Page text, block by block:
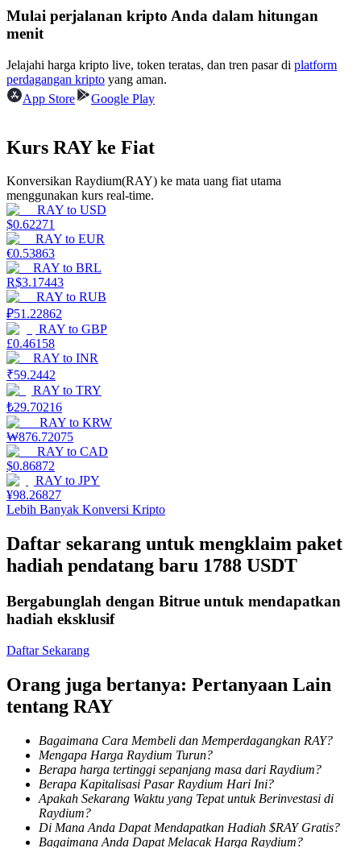
Pelajari cara untuk tetap menghasilkan keuntungan
Menghasilkan
Babi Kekuatan
Dapatkan imbalan kompetitif setiap hari
Mempertaruhkan
Pengembalian tinggi & akses instan
Launchpool
Staking fleksibel untuk mendapatkan token populer
Mulai perjalanan kripto Anda dalam hitungan
menit
Jelajahi harga kripto live, token teratas, dan tren pasar di platform
perdagangan kripto yang aman.
App Store
Google Play
Kurs RAY ke Fiat
Konversikan Raydium(RAY) ke mata uang fiat utama
menggunakan kurs real-time.
RAY to USD
$0.62271
RAY to EUR
€0.53863
RAY to BRL
R$3.17443
RAY to RUB
₽51.22862
RAY to GBP
£0.46158
RAY to INR
₹59.2442
RAY to TRY
₺29.70216
RAY to KRW
₩876.72075
RAY to CAD
$0.86872
RAY to JPY
¥98.26827
Lebih Banyak Konversi Kripto
Daftar sekarang untuk mengklaim paket
hadiah pendatang baru 1788 USDT
Bergabunglah dengan Bitrue untuk mendapatkan
hadiah eksklusif
Daftar Sekarang
Orang juga bertanya: Pertanyaan Lain
tentang RAY
Bagaimana Cara Membeli dan Memperdagangkan RAY?
Mengapa Harga Raydium Turun?
Berapa harga tertinggi sepanjang masa dari Raydium?
Berapa Kapitalisasi Pasar Raydium Hari Ini?
Apakah Sekarang Waktu yang Tepat untuk Berinvestasi di
Raydium?
Di Mana Anda Dapat Mendapatkan Hadiah $RAY Gratis?
Bagaimana Anda Dapat Melacak Harga Raydium?